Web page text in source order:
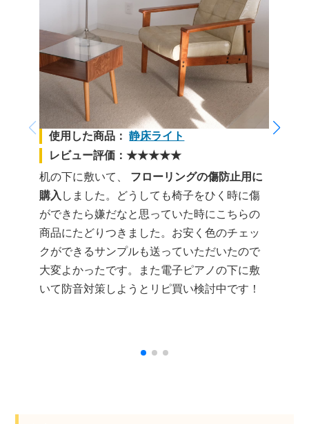
使用した商品：静床ライト
レビュー評価：★★★★★
机の下に敷いて、 フローリングの傷防止用に
購入 しました。どうしても椅子をひく時に傷
ができたら嫌だなと思っていた時にこちらの
商品にたどりつきました。お安く色のチェッ
クができるサンプルも送っていただいたので
大変よかったです。また電子ピアノの下に敷
いて防音対策しようとリピ買い検討中です！